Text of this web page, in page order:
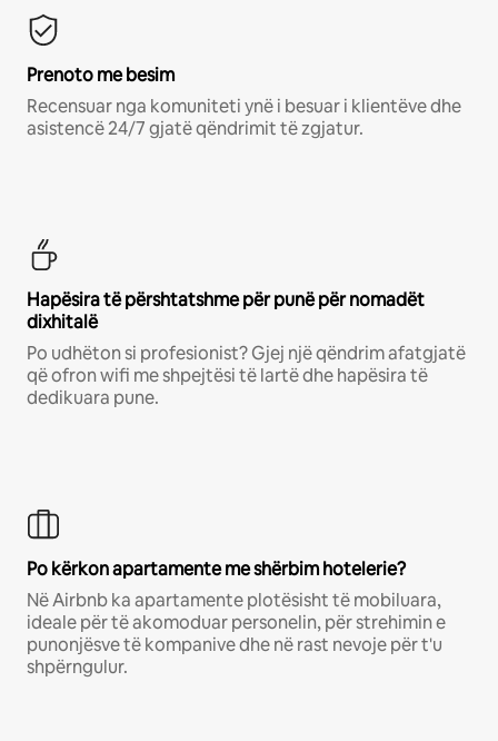
Prenoto me besim
Recensuar nga komuniteti ynë i besuar i klientëve dhe
asistencë 24/7 gjatë qëndrimit të zgjatur.
Hapësira të përshtatshme për punë për nomadët
dixhitalë
Po udhëton si profesionist? Gjej një qëndrim afatgjatë
që ofron wifi me shpejtësi të lartë dhe hapësira të
dedikuara pune.
Po kërkon apartamente me shërbim hotelerie?
Në Airbnb ka apartamente plotësisht të mobiluara,
ideale për të akomoduar personelin, për strehimin e
punonjësve të kompanive dhe në rast nevoje për t'u
shpërngulur.